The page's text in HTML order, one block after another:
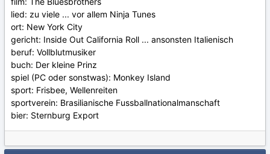
lied: zu viele ... vor allem Ninja Tunes
ort: New York City
gericht: Inside Out California Roll ... ansonsten Italienisch
beruf: Vollblutmusiker
buch: Der kleine Prinz
spiel (PC oder sonstwas): Monkey Island
sport: Frisbee, Wellenreiten
sportverein: Brasilianische Fussballnationalmanschaft
bier: Sternburg Export